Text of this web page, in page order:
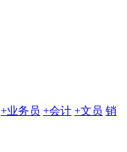
+业务员 +会计 +文员 销